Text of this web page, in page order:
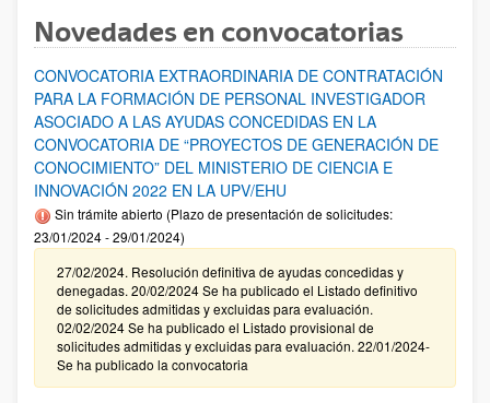
Novedades en convocatorias
CONVOCATORIA EXTRAORDINARIA DE CONTRATACIÓN
PARA LA FORMACIÓN DE PERSONAL INVESTIGADOR
ASOCIADO A LAS AYUDAS CONCEDIDAS EN LA
CONVOCATORIA DE “PROYECTOS DE GENERACIÓN DE
CONOCIMIENTO” DEL MINISTERIO DE CIENCIA E
INNOVACIÓN 2022 EN LA UPV/EHU
Sin trámite abierto (Plazo de presentación de solicitudes:
23/01/2024 - 29/01/2024)
27/02/2024. Resolución definitiva de ayudas concedidas y
denegadas. 20/02/2024 Se ha publicado el Listado definitivo
de solicitudes admitidas y excluidas para evaluación.
02/02/2024 Se ha publicado el Listado provisional de
solicitudes admitidas y excluidas para evaluación. 22/01/2024-
Se ha publicado la convocatoria